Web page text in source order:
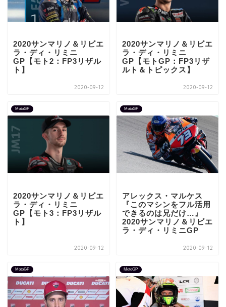
2020サンマリノ＆リビエ
ラ・ディ・リミニ
GP【モト2：FP3リザル
ト】
2020-09-12
2020サンマリノ＆リビエ
ラ・ディ・リミニ
GP【モトGP：FP3リザ
ルト＆トピックス】
2020-09-12
MotoGP
2020サンマリノ＆リビエ
ラ・ディ・リミニ
GP【モト3：FP3リザル
ト】
2020-09-12
MotoGP
アレックス・マルケス
『このマシンをフル活用
できるのは兄だけ…』
2020サンマリノ＆リビエ
ラ・ディ・リミニGP
2020-09-12
MotoGP MotoGP